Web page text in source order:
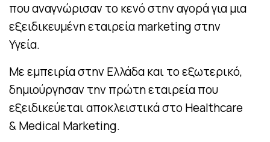
που αναγνώρισαν το κενό στην αγορά για μια
εξειδικευμένη εταιρεία marketing στην
Υγεία.
Με εμπειρία στην Ελλάδα και το εξωτερικό,
δημιούργησαν την πρώτη εταιρεία που
εξειδικεύεται αποκλειστικά στο Healthcare
& Medical Marketing.